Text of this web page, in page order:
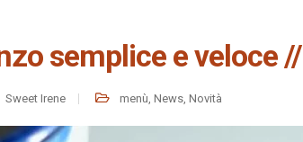
semplice e veloce //
Sweet Irene menù, News, Novità